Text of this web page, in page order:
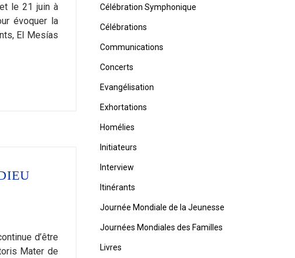
le 21 juin à
évoquer la
El Mesías
d’être
Mater de
Célébration Symphonique
Célébrations
Communications
Concerts
Evangélisation
Exhortations
Homélies
Initiateurs
Interview
Itinérants
Journée Mondiale de la Jeunesse
Journées Mondiales des Familles
Livres